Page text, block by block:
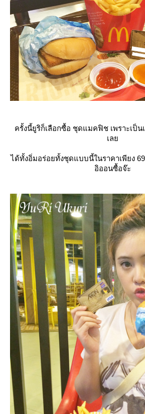
ครั้งนี้ยูริก็เลือกซื้อ ชุดแมคฟิช เพราะเป็
เล
ได้ทั้งอิ่มอร่อยทั้งชุดแบบนี้ในราคาเพียง
อิออนซื้อจ๊ะ